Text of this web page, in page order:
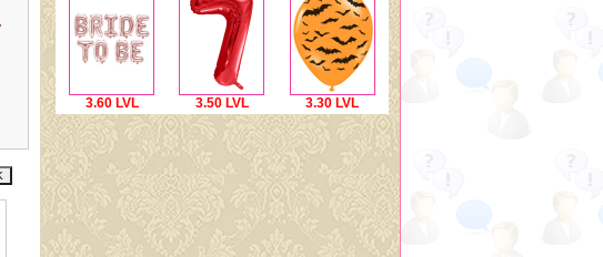
3.60 LVL 3.50 LVL 3.30 LVL